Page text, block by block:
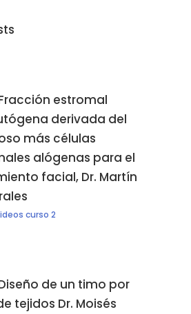
estromal
derivada del
más células
alógenas para el
facial, Dr. Martín
curso 2
de un timo por
tejidos Dr. Moisés